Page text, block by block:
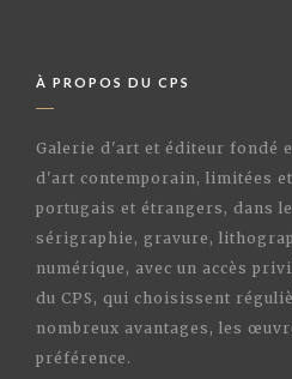
À PROPOS DU CPS
Galerie d'art et éditeur fondé
d'art contemporain, limitées
portugais et étrangers, dans
sérigraphie, gravure,
numérique, avec un accès
du CPS, qui choisissent
nombreux avantages, les
préférence.